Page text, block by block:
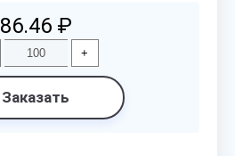
86.46 ₽
+
Заказать